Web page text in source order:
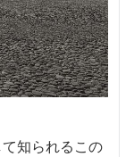
知られるこの